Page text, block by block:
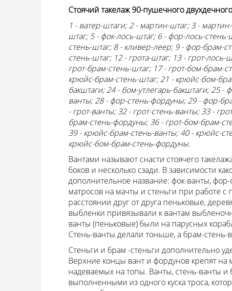
Стоячий такелаж 90-пушечного
1 - ватер-штаги; 2 - мартин-штаг; 3 -
штаг; 5 - фок-лось-штаг; 6 - фор-лось-
стень-штаг; 8 - кливер-леер; 9 - фор-брам-
стень-штаг; 12 - грота-штаг; 13 - грот-лось-
грот-брам-стень-штаг; 17 - грот-бом-брам-
крюйс-брам-стень-штаг; 21 - крюйс-бом-
бакштаги; 24 - бом-утлегарь-бакштаги; 25
ванты; 28 - фор-стень-фордуны; 29 - фор-
- грот-ванты; 32 - грот-стень-ванты; 33 -
брам-стень-фордуны; 36 - грот-бом-брам-
39 - крюйс-брам-стень-ванты; 40 - крюйс-
крюйс-бом-брам-стень-фордуны.
Вантами называют снасти стоячего
боков и несколько сзади. В зависимости
дополнительное название: фок-ванты,
матросов на мачты и стеньги при работе
расстоянии друг от друга пеньковые,
выбленки привязывали к вантам
ванты (пеньковые) были на парусных
Стень-ванты делали тоньше, а брам-
Стеньги и брам -стеньги дополнительно
Верхние концы вант и фордунов крепят
надеваемых на топы. Ванты, стень-ванты
выполненными из одного куска троса,